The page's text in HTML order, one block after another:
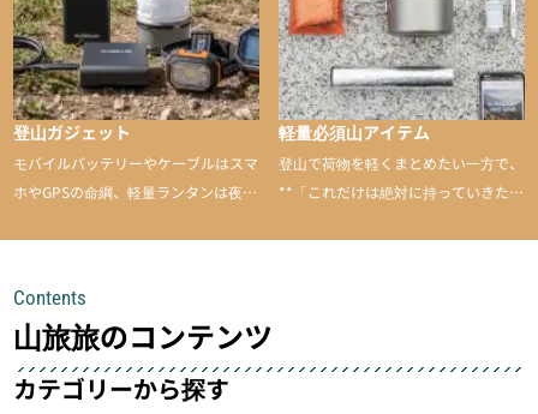
登山ガジェット
モバイルバッテリーやケーブルはスマ
ホやGPSの命綱、軽量ランタンは夜間
して安全にしてくれます
軽量必須山アイテム
登山で荷物を軽くまとめたい一方で、
**「これだけは絶対に持っていきた
Contents
山旅旅のコンテンツ
カテゴリーから探す